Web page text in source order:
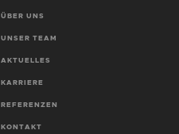
ÜBER UNS
UNSER TEAM
AKTUELLES
KARRIERE
REFERENZEN
KONTAKT